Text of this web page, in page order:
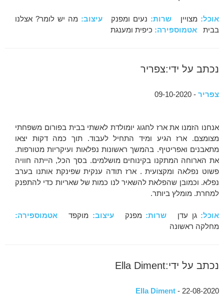
אוכל: מצויין שרות: נעים ומפנקעיצוב: מה יש לומר? אצלנו
בבית אטמוספירה: כיפית ומענגת
נכתב על ידי:צפריר
צפריר - 09-10-2020
אנחנו הזמנו את ארז לחגוג יומולדת לאשתי בבית בפורום משפחתי
מצומצם. ארז הגיע ומיד התחיל לעבוד. תוך כמה דקות יצאו
מתאבנים ואפריטיף. בהמשך ראשונות נפלאות ועיקריות מטורפות.
את הארוחה המתקנו בקינוחים מושלמים. בסך הכל, הייתה חוויה
פשוט נפלאה ומקצועית . ארז תודה ענקית שפינקת אותנו בערב
נפלא. וכמובן שהפלאת להשאיר לנו כמות של שאריות כדי להתפנק
למחרת. מומלץ ביותר.
אוכל: גן עדן שרות: מפנקעיצוב: מוקפד אטמוספירה:
מחלקה ראשונה
נכתב על ידי:Ella Diment
Ella Diment - 22-08-2020